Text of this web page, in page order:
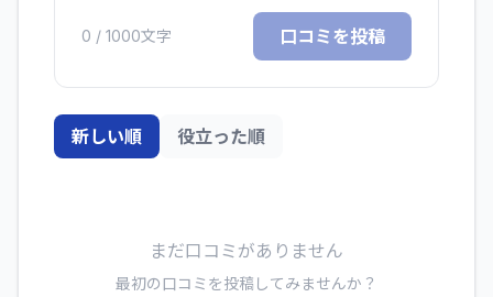
0 / 1000文字 口コミを投稿
新しい順 役立った順
まだ口コミがありません
最初の口コミを投稿してみませんか？